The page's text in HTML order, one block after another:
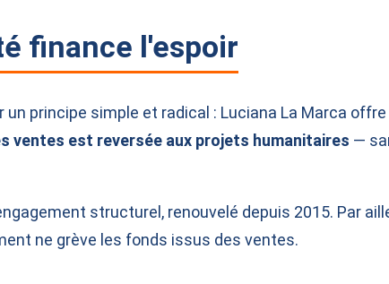
finance l'espoir
principe simple et radical : Luciana La Marca
ventes est reversée aux projets humanitaires —
structurel, renouvelé depuis 2015. Par
ne grève les fonds issus des ventes.